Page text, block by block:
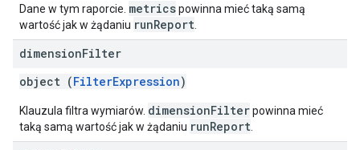
Dane w tym raporcie. metricspowinna mieć taką samą
wartość jak w żądaniu runReport
dimensionFilter
object (FilterExpression)
Klauzula filtra wymiarów. dimensionFilterpowinna mieć
taką samą wartość jak w żądaniu runReport